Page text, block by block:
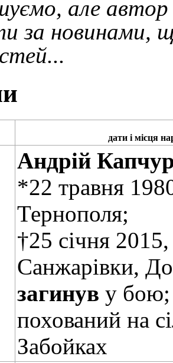
але автор
за новинами,
дати і місця
Андрій
*22 травня
Тернополя;
†25 січня
Санжарівки,
загинув у бою;
похований на
Забойках